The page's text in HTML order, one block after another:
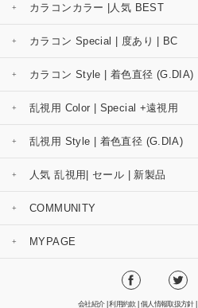
カラコンカラー |人気 BEST
カラコン Special | 度あり | BC
カラコン Style | 着色直径 (G.DIA)
乱視用 Color | Special +遠視用
乱視用 Style | 着色直径 (G.DIA)
人気 乱視用| セール | 新製品
COMMUNITY
MYPAGE
会社紹介|利用約款| 個人情報取扱方針|